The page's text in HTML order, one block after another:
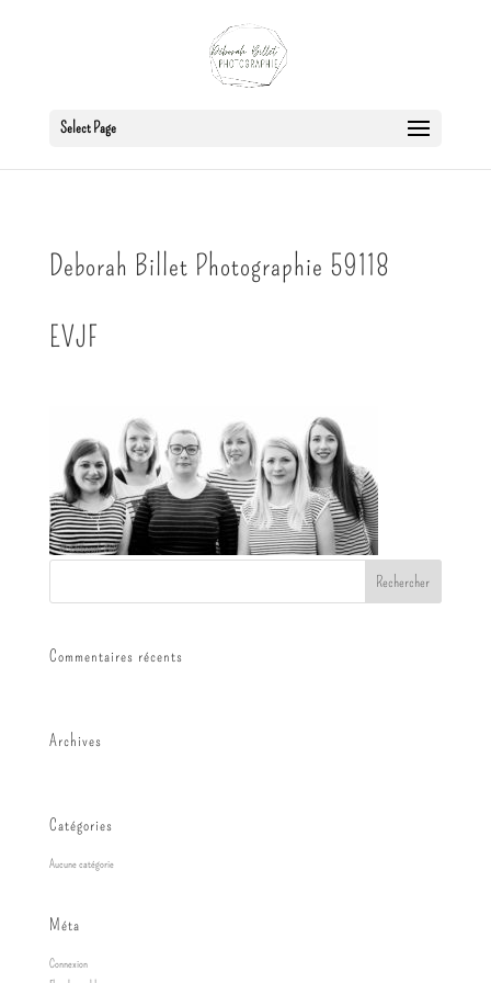
Select Page
Deborah Billet Photographie 59118
EVJF
Commentaires récents
Archives
Catégories
Aucune catégorie
Méta
Connexion